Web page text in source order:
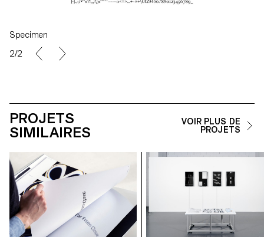
Specimen
2/2
PROJETS
SIMILAIRES
VOIR PLUS DE
PROJETS